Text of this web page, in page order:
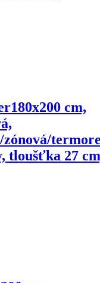
180x200 cm,
tloušťka 27